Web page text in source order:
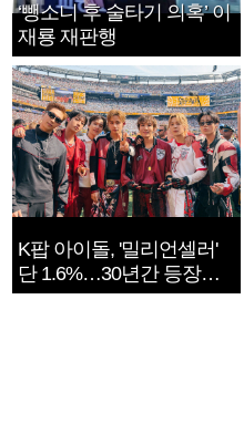
‘뺑소니 후 술타기 의혹’ 이
재룡 재판행
K팝 아이돌, '밀리언셀러'
단 1.6%…30년간 등장
1182개팀 전수조사